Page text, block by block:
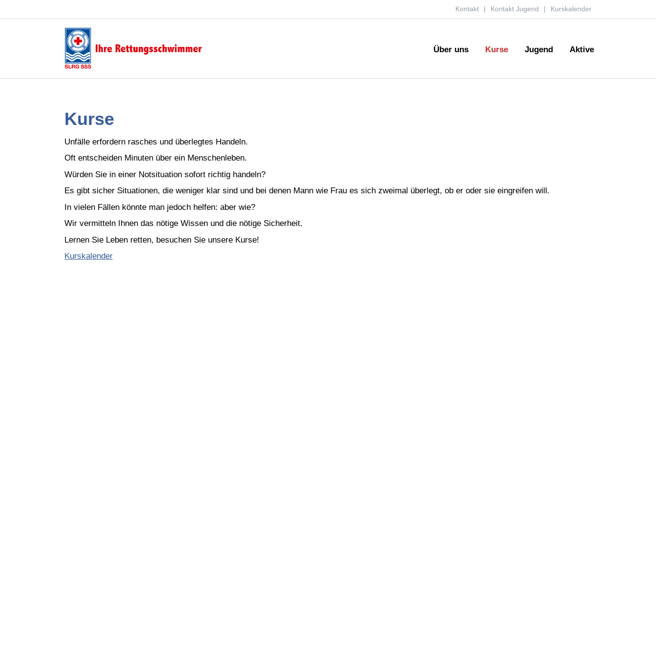
Kurskalender
Kontakt Jugend
Kontakt
Über uns Kurse Jugend Aktive
Kurse
Unfälle erfordern rasches und überlegtes Handeln.
Oft entscheiden Minuten über ein Menschenleben.
Würden Sie in einer Notsituation sofort richtig handeln?
Es gibt sicher Situationen, die weniger klar sind und bei denen Mann wie Frau es sich zweimal überlegt, ob er oder sie eingreifen will.
In vielen Fällen könnte man jedoch helfen: aber wie?
Wir vermitteln Ihnen das nötige Wissen und die nötige Sicherheit.
Lernen Sie Leben retten, besuchen Sie unsere Kurse!
Kurskalender